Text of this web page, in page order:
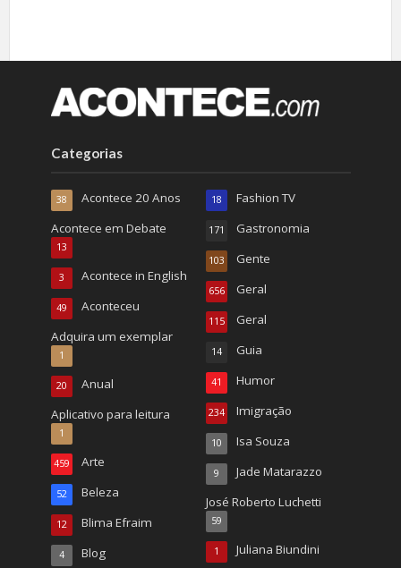
Categorias
Acontece 20 Anos
38
Acontece em Debate
13
Acontece in English
3
Aconteceu
49
Adquira um exemplar
1
Anual
20
Aplicativo para leitura
1
Arte
459
Beleza
52
Blima Efraim
12
Blog
4
Fashion TV
18
Gastronomia
171
Gente
103
Geral
656
Geral
115
Guia
14
Humor
41
Imigração
234
Isa Souza
10
Jade Matarazzo
9
José Roberto Luchetti
59
Juliana Biundini
1